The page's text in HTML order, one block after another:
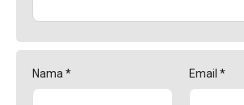
Nama * Email *